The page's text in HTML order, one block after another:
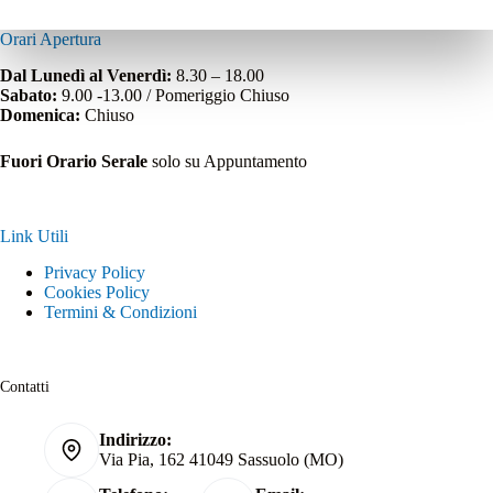
Orari Apertura
Dal Lunedì al Venerdì: 8.30 – 18.00
Sabato: 9.00 -13.00 / Pomeriggio Chiuso
Domenica: Chiuso
Fuori Orario Serale solo su Appuntamento
Link Utili
Privacy Policy
Cookies Policy
Termini & Condizioni
Contatti
Indirizzo:
Via Pia, 162 41049 Sassuolo (MO)